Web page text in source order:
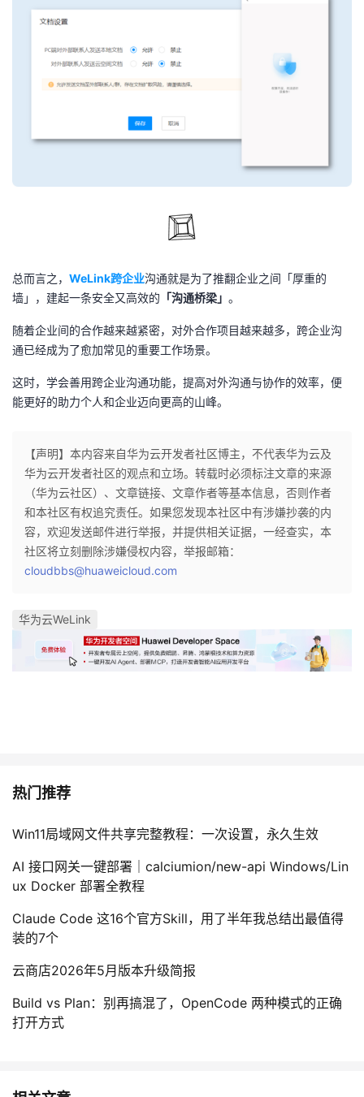
总而言之， WeLink跨企业沟通就是为了推翻企业之间「厚重的
墙」，建起一条安全又高效的 「沟通桥梁」 。
随着企业间的合作越来越紧密，对外合作项目越来越多，跨企业沟
通已经成为了愈加常见的重要工作场景。
这时，学会善用跨企业沟通功能，提高对外沟通与协作的效率，便
能更好的助力个人和企业迈向更高的山峰。
【声明】本内容来自华为云开发者社区博主，不代表华为云及
华为云开发者社区的观点和立场。转载时必须标注文章的来源
（华为云社区）、文章链接、文章作者等基本信息，否则作者
和本社区有权追究责任。如果您发现本社区中有涉嫌抄袭的内
容，欢迎发送邮件进行举报，并提供相关证据，一经查实，本
社区将立刻删除涉嫌侵权内容，举报邮箱：
cloudbbs@huaweicloud.com
华为云WeLink
热门推荐
Win11局域网文件共享完整教程：一次设置，永久生效
AI 接口网关一键部署｜calciumion/new-api Windows/Lin
ux Docker 部署全教程
Claude Code 这16个官方Skill，用了半年我总结出最值得
装的7个
云商店2026年5月版本升级简报
Build vs Plan：别再搞混了，OpenCode 两种模式的正确
打开方式